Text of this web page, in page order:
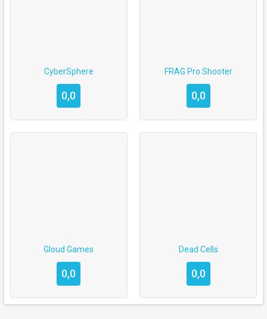
CyberSphere
0,0
FRAG Pro Shooter
0,0
Gloud Games
0,0
Dead Cells
0,0